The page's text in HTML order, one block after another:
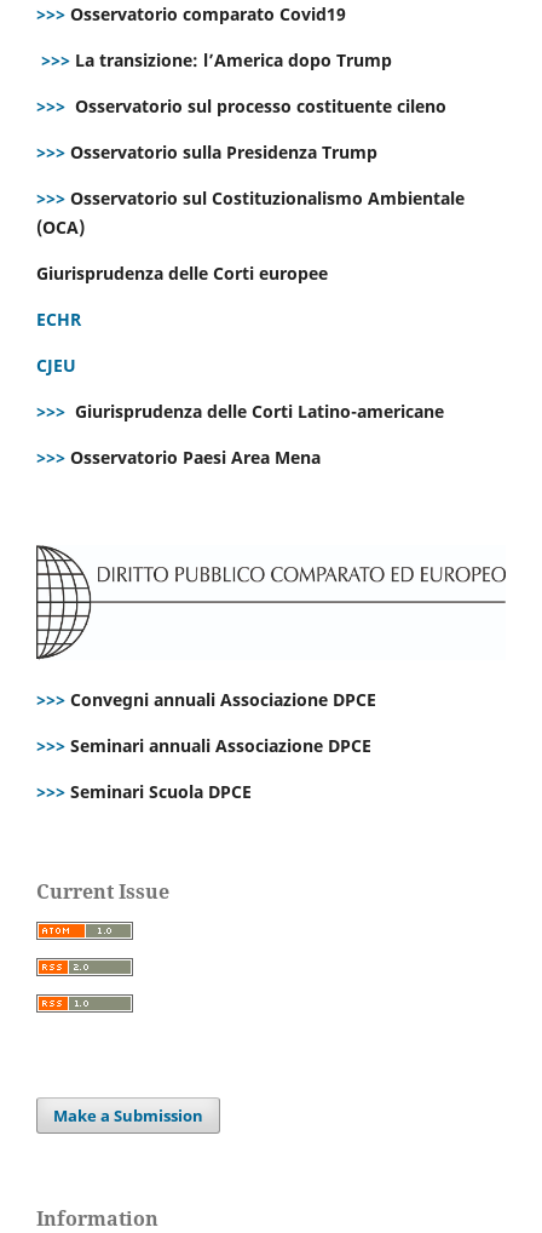
>>> Osservatorio comparato Covid19
>>> La transizione: l’America dopo Trump
>>> Osservatorio sul processo costituente cileno
>>> Osservatorio sulla Presidenza Trump
>>> Osservatorio sul Costituzionalismo Ambientale
(OCA)
Giurisprudenza delle Corti europee
ECHR
CJEU
>>> Giurisprudenza delle Corti Latino-americane
>>> Osservatorio Paesi Area Mena
>>> Convegni annuali Associazione DPCE
>>> Seminari annuali Associazione DPCE
>>> Seminari Scuola DPCE
Current Issue
Make a Submission
Information